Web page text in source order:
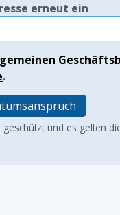
erneut ein
.
geschützt und es gelten